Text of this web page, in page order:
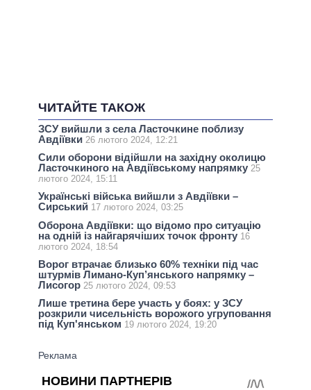
ЧИТАЙТЕ ТАКОЖ
ЗСУ вийшли з села Ласточкине поблизу
Авдіївки 26 лютого 2024, 12:21
Сили оборони відійшли на західну околицю
Ласточкиного на Авдіївському напрямку 25
лютого 2024, 15:11
Українські війська вийшли з Авдіївки –
Сирський 17 лютого 2024, 03:25
Оборона Авдіївки: що відомо про ситуацію
на одній із найгарячіших точок фронту 16
лютого 2024, 18:54
Ворог втрачає близько 60% техніки під час
штурмів Лимано-Куп’янського напрямку –
Лисогор 25 лютого 2024, 09:53
Лише третина бере участь у боях: у ЗСУ
розкрили чисельність ворожого угруповання
під Куп'янськом 19 лютого 2024, 19:20